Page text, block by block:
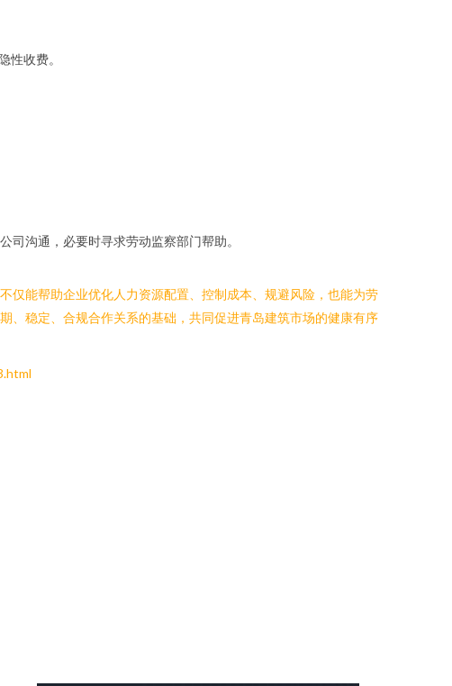
性收费。
司沟通，必要时寻求劳动监察部门帮助。
仅能帮助企业优化人力资源配置、控制成本、规避风险，也能为劳
、稳定、合规合作关系的基础，共同促进青岛建筑市场的健康有序